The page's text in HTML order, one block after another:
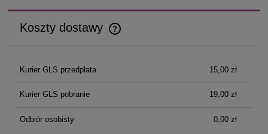
Koszty dostawy
Cena nie zawiera ewentualnych kosztów płatności
Kurier GLS przedpłata 15,00 zł
Kurier GLS pobranie 19,00 zł
Odbiór osobisty 0,00 zł